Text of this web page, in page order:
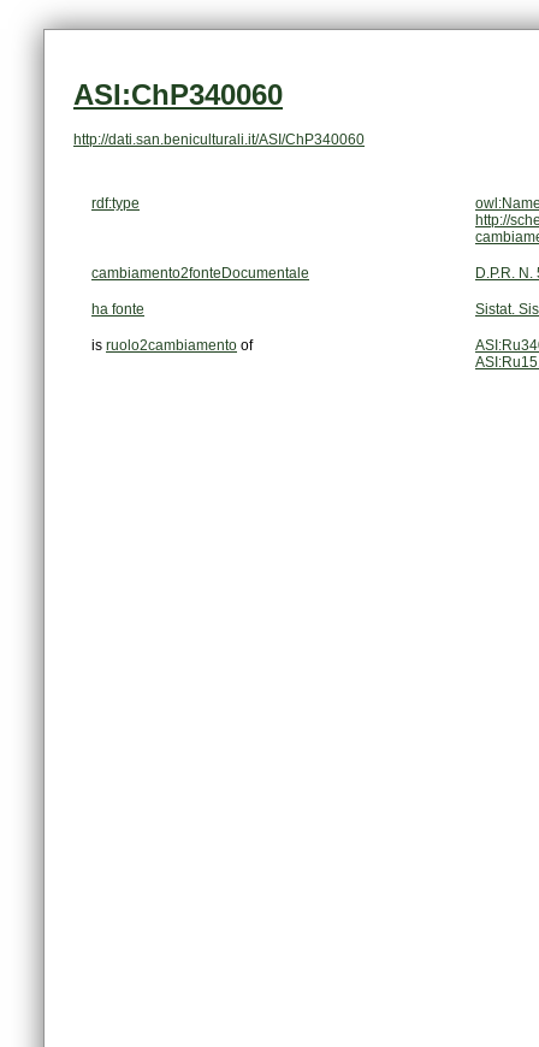
ASI:ChP340060
http://dati.san.beniculturali.it/ASI/ChP340060
rdf:type
http://
cambiamento2fonteDocumentale D.P.R.
ha fonte Sistat.
is ruolo2cambiamento of